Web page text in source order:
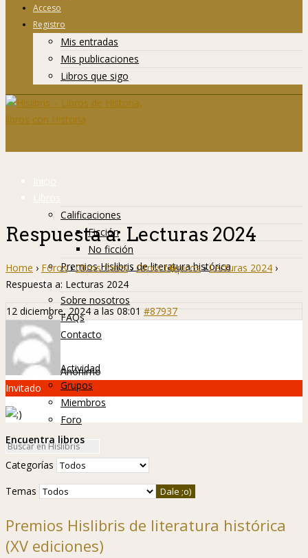
Acceso
Registro
Mis entradas
Mis publicaciones
Libros que sigo
Inicio
Libros
Calificaciones
Ficción
No ficción
Premios Hislibris de literatura histórica
Info
Sobre nosotros
FAQs
Contacto
Hislibreños
Actividad
Grupos
Miembros
Foro
Respuesta a: Lecturas 2024
Home › Foros › Otros foros › Otros t�picos › Lecturas 2024 ›
Respuesta a: Lecturas 2024
12 diciembre, 2024 a las 08:01 #87937
Anónimo
Invitado
Encuentra libros
Categorías
Temas
Premios Hislibris de literatura histórica
(XV ediciones)